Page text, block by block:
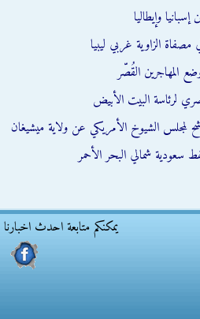
وإيطاليا
الزاوية غربي ليبيا
المهاجرين القُصّر
لرئاسة البيت الأبيض
لمجلس الشيوخ الأمريكي عن ولاية ميشيغان
سعودية شمالي البحر الأحمر
يمكنكم متابعة احدث